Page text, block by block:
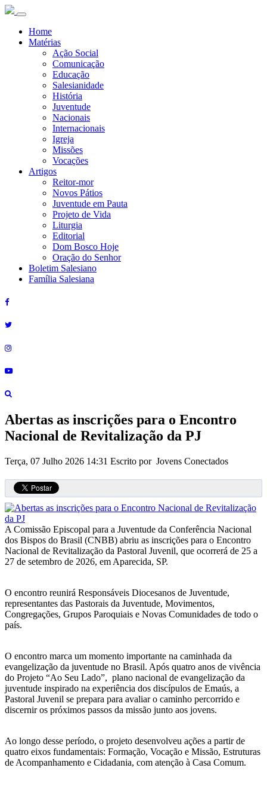
Home
Matérias
Ação Social
Comunicação
Educação
Salesianidade
História
Juventude
Nacionais
Internacionais
Igreja
Missões
Vocações
Artigos
Reitor-mor
Novos Pátios
Juventude em Pauta
Projeto de Vida
Liturgia
Editorial
Dom Bosco Hoje
Oração do Senhor
Boletim Salesiano
Família Salesiana
Abertas as inscrições para o Encontro
Nacional de Revitalização da PJ
Terça, 07 Julho 2026 14:31 Escrito por Jovens Conectados
A Comissão Episcopal para a Juventude da Conferência Nacional
dos Bispos do Brasil (CNBB) abriu as inscrições para o Encontro
Nacional de Revitalização da Pastoral Juvenil, que ocorrerá de 25 a
27 de setembro de 2026, em Aparecida, SP.
O encontro reunirá Responsáveis Diocesanos de Juventude,
representantes das Pastorais da Juventude, Movimentos,
Congregações, Grupos Paroquiais e Novas Comunidades de todo o
país.
O encontro marca um momento importante na caminhada da
evangelização da juventude no Brasil. Após quatro anos de vivência
do Projeto “Ao Seu Lado”, plano nacional de evangelização da
juventude inspirado na experiência dos discípulos de Emaús, a
Pastoral Juvenil se prepara para avaliar o caminho percorrido e
discernir os próximos passos da missão junto aos jovens.
Ao longo desse período, o projeto desenvolveu ações a partir de
quatro eixos fundamentais: Formação, Vocação e Missão, Estruturas
de Acompanhamento e Cidadania, com atenção à Casa Comum.